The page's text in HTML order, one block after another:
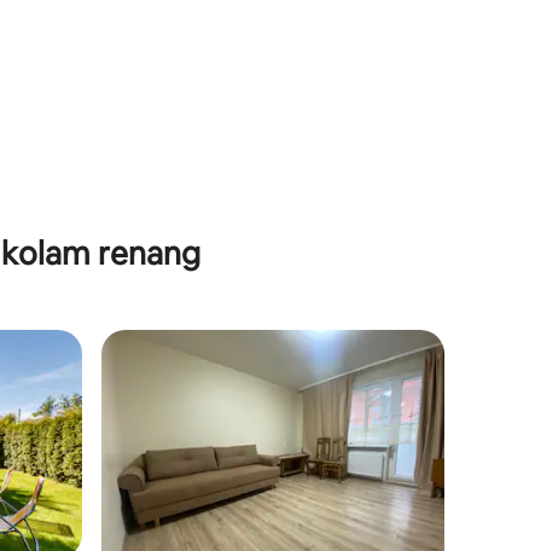
renang